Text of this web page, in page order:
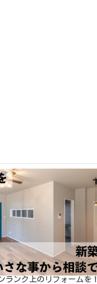
ランク上のリフォームを！